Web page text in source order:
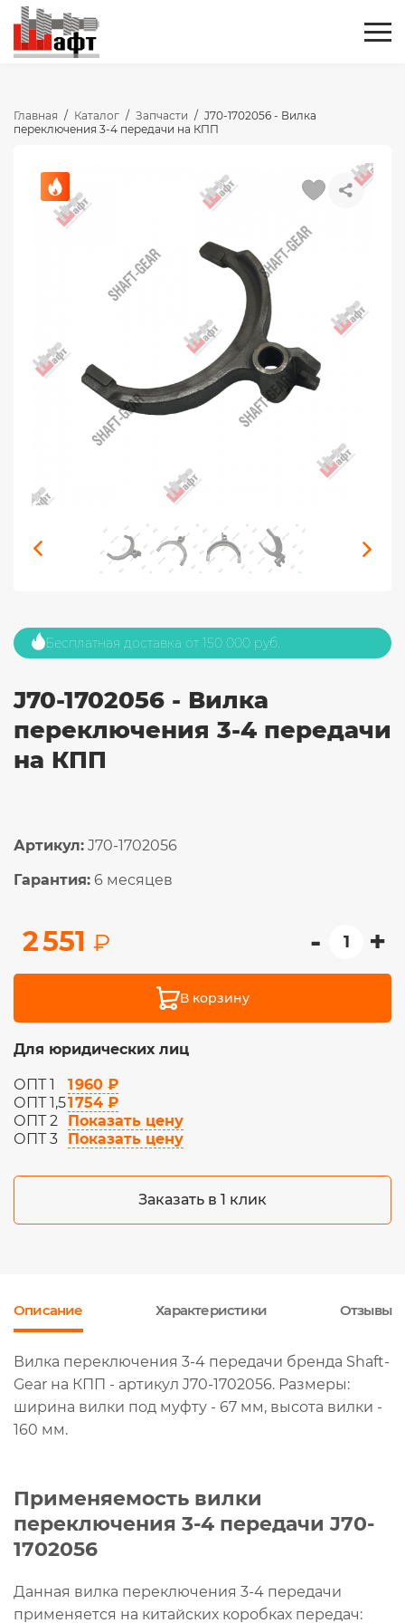
Главная / Каталог / Запчасти / J70-1702056 - Вилка
переключения 3-4 передачи на КПП
Бесплатная доставка от 150 000 руб.
J70-1702056 - Вилка
переключения 3-4 передачи
на КПП
Артикул: J70-1702056
Гарантия: 6 месяцев
2 551 ₽ - +
В корзину
Для юридических лиц
ОПТ 1
1 960 ₽
ОПТ 1,51 754 ₽
ОПТ 2
Показать цену
ОПТ 3
Показать цену
Заказать в 1 клик
Описание Характеристики Отзывы
Вилка переключения 3-4 передачи бренда Shaft-
Gear на КПП - артикул J70-1702056. Размеры:
ширина вилки под муфту - 67 мм, высота вилки -
160 мм.
Применяемость вилки
переключения 3-4 передачи J70-
1702056
Данная вилка переключения 3-4 передачи
применяется на китайских коробках передач: